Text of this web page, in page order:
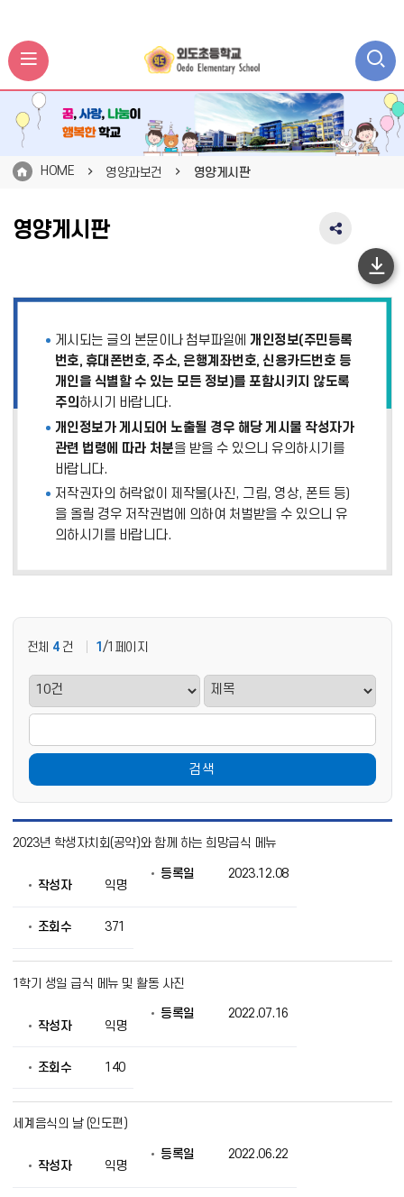
HOME 영양과보건 영양게시판
영양게시판
SNS
역
치
기
게시되는 글의 본문이나 첨부파일에 개인정보(주민등록
번호, 휴대폰번호, 주소, 은행계좌번호, 신용카드번호 등
개인을 식별할 수 있는 모든 정보)를 포함시키지 않도록
주의 하시기 바랍니다.
개인정보가 게시되어 노출될 경우 해당 게시물 작성자가
관련 법령에 따라 처분을 받을 수 있으니 유의하시기를
바랍니다.
저작권자의 허락없이 제작물(사진, 그림, 영상, 폰트 등)
을 올릴 경우 저작권법에 의하여 처벌받을 수 있으니 유
의하시기를 바랍니다.
전체 4 건 1 /1페이지
검색
양
로
번
호,
록
일,
2023년 학생자치회(공약)와 함께 하는 희망급식 메뉴
작성자 익명
등록일 2023.12.08
조회수 371
1학기 생일 급식 메뉴 및 활동 사진
작성자 익명
등록일 2022.07.16
조회수 140
세계음식의 날 (인도편)
작성자 익명
등록일 2022.06.22
하
단